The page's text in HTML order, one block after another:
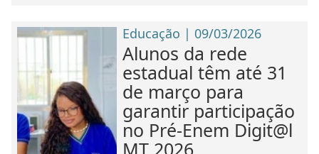
Educação | 09/03/2026
Alunos da rede
estadual têm até 31
de março para
garantir participação
no Pré-Enem Digit@l
MT 2026